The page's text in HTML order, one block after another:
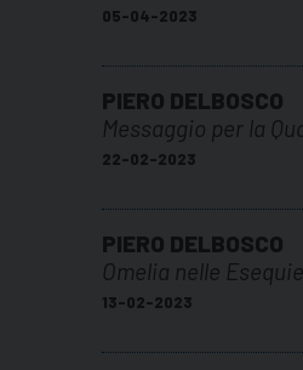
05-04-2023
PIERO DELBOSCO
Messaggio per la
22-02-2023
PIERO DELBOSCO
Omelia nelle
13-02-2023